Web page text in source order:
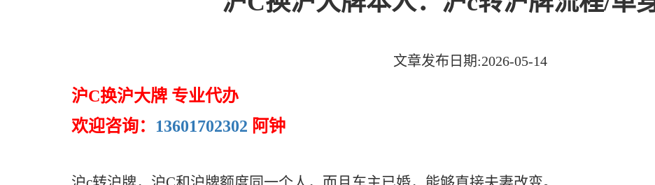
文章发布日期:2026-05-14
沪C换沪大牌 专业代办
欢迎咨询： 13601702302 阿钟